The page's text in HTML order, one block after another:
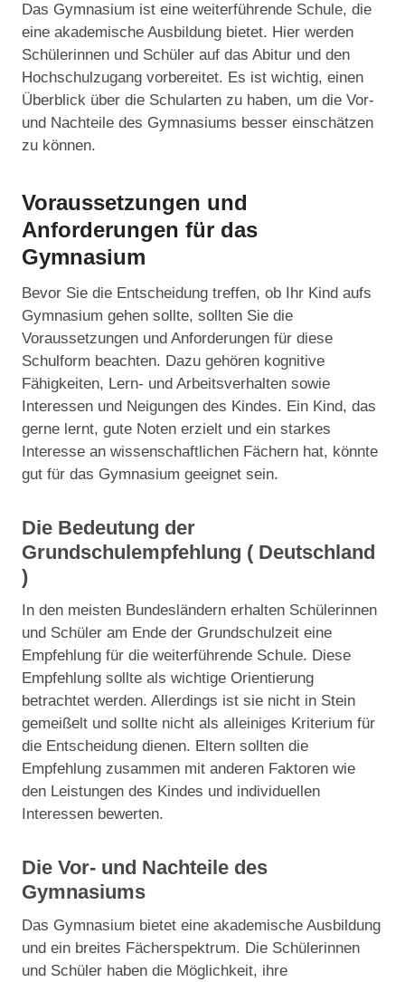
Das Gymnasium ist eine weiterführende Schule, die
eine akademische Ausbildung bietet. Hier werden
Schülerinnen und Schüler auf das Abitur und den
Hochschulzugang vorbereitet. Es ist wichtig, einen
Überblick über die Schularten zu haben, um die Vor-
und Nachteile des Gymnasiums besser einschätzen
zu können.
Voraussetzungen und
Anforderungen für das
Gymnasium
Bevor Sie die Entscheidung treffen, ob Ihr Kind aufs
Gymnasium gehen sollte, sollten Sie die
Voraussetzungen und Anforderungen für diese
Schulform beachten. Dazu gehören kognitive
Fähigkeiten, Lern- und Arbeitsverhalten sowie
Interessen und Neigungen des Kindes. Ein Kind, das
gerne lernt, gute Noten erzielt und ein starkes
Interesse an wissenschaftlichen Fächern hat, könnte
gut für das Gymnasium geeignet sein.
Die Bedeutung der
Grundschulempfehlung ( Deutschland
)
In den meisten Bundesländern erhalten Schülerinnen
und Schüler am Ende der Grundschulzeit eine
Empfehlung für die weiterführende Schule. Diese
Empfehlung sollte als wichtige Orientierung
betrachtet werden. Allerdings ist sie nicht in Stein
gemeißelt und sollte nicht als alleiniges Kriterium für
die Entscheidung dienen. Eltern sollten die
Empfehlung zusammen mit anderen Faktoren wie
den Leistungen des Kindes und individuellen
Interessen bewerten.
Die Vor- und Nachteile des
Gymnasiums
Das Gymnasium bietet eine akademische Ausbildung
und ein breites Fächerspektrum. Die Schülerinnen
und Schüler haben die Möglichkeit, ihre